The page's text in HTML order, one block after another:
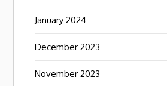
January 2024
December 2023
November 2023